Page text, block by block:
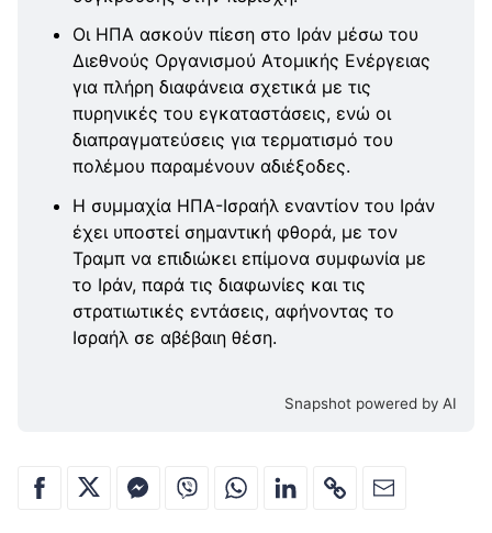
Οι ΗΠΑ ασκούν πίεση στο Ιράν μέσω του
Διεθνούς Οργανισμού Ατομικής Ενέργειας
για πλήρη διαφάνεια σχετικά με τις
πυρηνικές του εγκαταστάσεις, ενώ οι
διαπραγματεύσεις για τερματισμό του
πολέμου παραμένουν αδιέξοδες.
Η συμμαχία ΗΠΑ-Ισραήλ εναντίον του Ιράν
έχει υποστεί σημαντική φθορά, με τον
Τραμπ να επιδιώκει επίμονα συμφωνία με
το Ιράν, παρά τις διαφωνίες και τις
στρατιωτικές εντάσεις, αφήνοντας το
Ισραήλ σε αβέβαιη θέση.
Snapshot powered by AI